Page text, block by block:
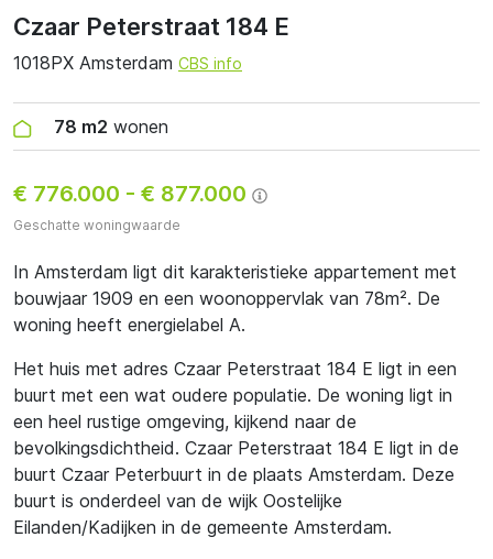
Czaar Peterstraat 184 E
1018PX Amsterdam CBS info
78 m2 wonen
€ 776.000 - € 877.000
Geschatte woningwaarde
In Amsterdam ligt dit karakteristieke appartement met
bouwjaar 1909 en een woonoppervlak van 78m². De
woning heeft energielabel A.
Het huis met adres Czaar Peterstraat 184 E ligt in een
buurt met een wat oudere populatie. De woning ligt in
een heel rustige omgeving, kijkend naar de
bevolkingsdichtheid. Czaar Peterstraat 184 E ligt in de
buurt Czaar Peterbuurt in de plaats Amsterdam. Deze
buurt is onderdeel van de wijk Oostelijke
Eilanden/Kadijken in de gemeente Amsterdam.